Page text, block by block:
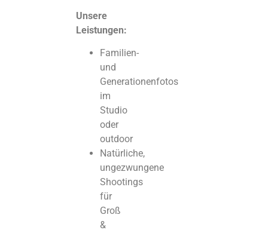
Unsere
Leistungen:
Familien-
und
Generationenfotos
im
Studio
oder
outdoor
Natürliche,
ungezwungene
Shootings
für
Groß
&